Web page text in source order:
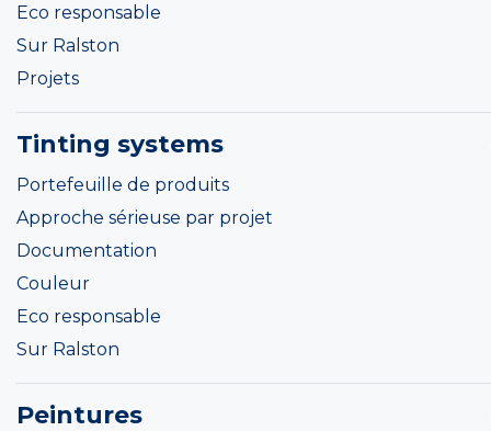
Eco responsable
Sur Ralston
Projets
Tinting systems
Portefeuille de produits
Approche sérieuse par projet
Documentation
Couleur
Eco responsable
Sur Ralston
Peintures